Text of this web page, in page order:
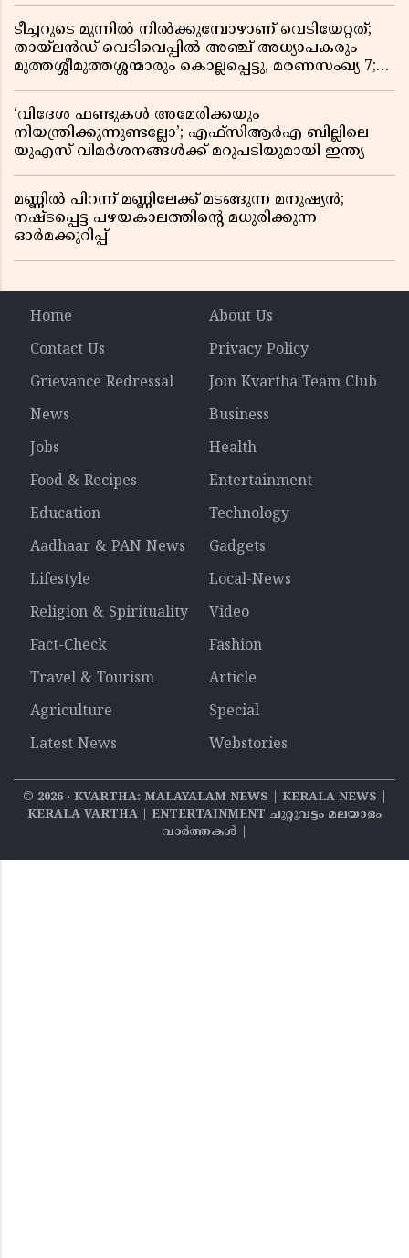
ടീച്ചറുടെ മുന്നിൽ നിൽക്കുമ്പോഴാണ് വെടിയേറ്റത്;
തായ്‌ലൻഡ് വെടിവെപ്പിൽ അഞ്ച് അധ്യാപകരും
മുത്തശ്ശീമുത്തശ്ശന്മാരും കൊല്ലപ്പെട്ടു, മരണസംഖ്യ 7;
‘വിദേശ ഫണ്ടുകൾ അമേരിക്കയും
നിയന്ത്രിക്കുന്നുണ്ടല്ലോ’; എഫ്സിആർഎ ബില്ലിലെ
യുഎസ് വിമർശനങ്ങൾക്ക് മറുപടിയുമായി ഇന്ത്യ
മണ്ണിൽ പിറന്ന് മണ്ണിലേക്ക് മടങ്ങുന്ന മനുഷ്യൻ;
നഷ്ടപ്പെട്ട പഴയകാലത്തിൻ്റെ മധുരിക്കുന്ന
ഓർമക്കുറിപ്പ്
Home
About Us
Contact Us
Privacy Policy
Grievance Redressal
Join Kvartha Team Club
News
Business
Jobs
Health
Food & Recipes
Entertainment
Education
Technology
Aadhaar & PAN News
Gadgets
Lifestyle
Local-News
Religion & Spirituality
Video
Fact-Check
Fashion
Travel & Tourism
Article
Agriculture
Special
Latest News
Webstories
© 2026‧ KVARTHA: MALAYALAM NEWS | KERALA NEWS |
KERALA VARTHA | ENTERTAINMENT ചുറ്റുവട്ടം മലയാളം
വാര്‍ത്തകൾ |